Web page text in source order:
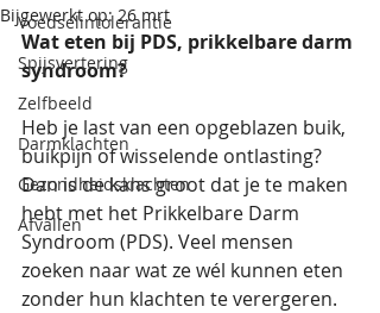
Voedselintolerantie
Spijsvertering
Zelfbeeld
Darmklachten
Gezondheidsklachten
Afvallen
Bijgewerkt op:26 mrt
Wat eten bij PDS, prikkelbare darm
syndroom?
Heb je last van een opgeblazen buik,
buikpijn of wisselende ontlasting?
Dan is de kans groot dat je te maken
hebt met het Prikkelbare Darm
Syndroom (PDS). Veel mensen
zoeken naar wat ze wél kunnen eten
zonder hun klachten te verergeren.